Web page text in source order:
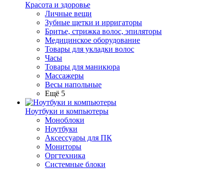
Красота и здоровье
Личные вещи
Зубные щетки и ирригаторы
Бритье, стрижка волос, эпиляторы
Медицинское оборудование
Товары для укладки волос
Часы
Товары для маникюра
Массажеры
Весы напольные
Ещё 5
Ноутбуки и компьютеры
Моноблоки
Ноутбуки
Аксессуары для ПК
Мониторы
Оргтехника
Системные блоки